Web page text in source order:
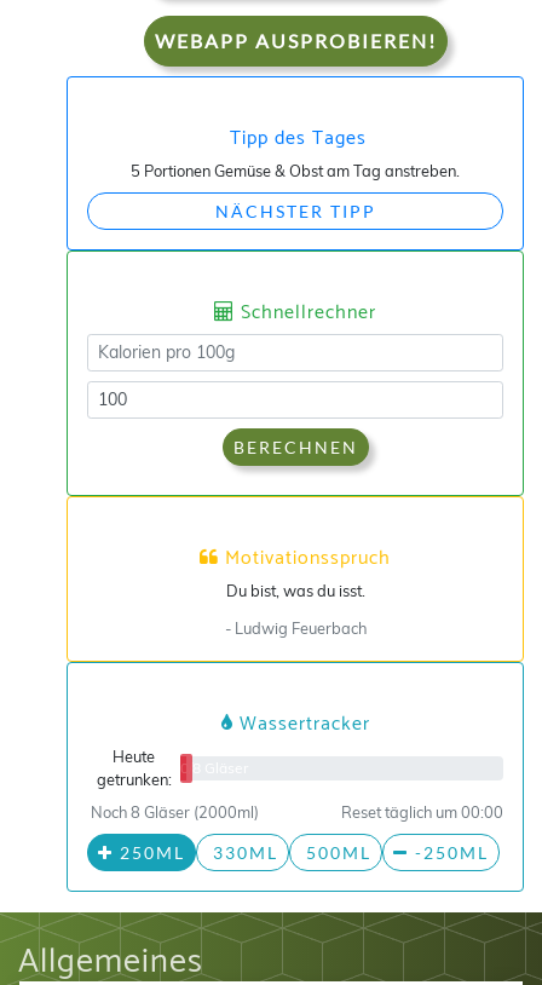
WEBAPP AUSPROBIEREN!
Tipp des Tages
5 Portionen Gemüse & Obst am Tag anstreben.
NÄCHSTER TIPP
Schnellrechner
BERECHNEN
Motivationsspruch
Du bist, was du isst.
- Ludwig Feuerbach
Wassertracker
Heute
getrunken:
0/8 Gläser
Noch 8 Gläser (2000ml) Reset täglich um 00:00
250ML 330ML 500ML -250ML
Allgemeines